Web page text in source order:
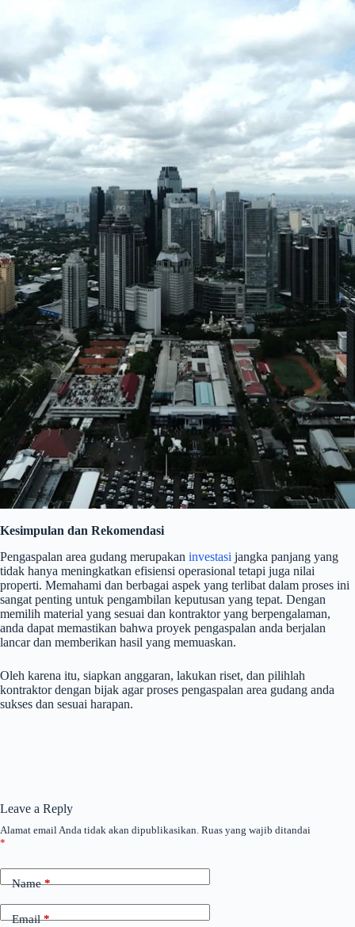
Kesimpulan dan Rekomendasi
Pengaspalan area gudang merupakan investasi jangka panjang yang
tidak hanya meningkatkan efisiensi operasional tetapi juga nilai
properti. Memahami dan berbagai aspek yang terlibat dalam proses ini
sangat penting untuk pengambilan keputusan yang tepat. Dengan
memilih material yang sesuai dan kontraktor yang berpengalaman,
anda dapat memastikan bahwa proyek pengaspalan anda berjalan
lancar dan memberikan hasil yang memuaskan.
Oleh karena itu, siapkan anggaran, lakukan riset, dan pilihlah
kontraktor dengan bijak agar proses pengaspalan area gudang anda
sukses dan sesuai harapan.
Leave a Reply
Alamat email Anda tidak akan dipublikasikan. Ruas yang wajib ditandai
*
Name*
Email*